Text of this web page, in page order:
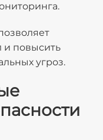
и повысить
угроз.